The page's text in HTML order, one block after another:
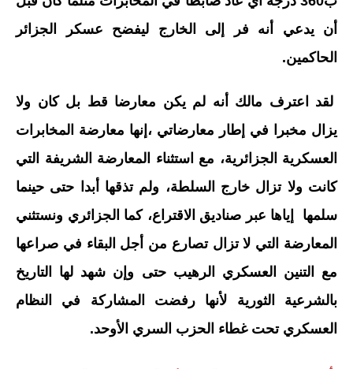
أن يدعي أنه فر إلى الخارج ليفضح عسكر الجزائر
الحاكمين.
لقد اعترف مالك أنه لم يكن معارضا قط بل كان ولا
يزال مخبرا في إطار معارضاتي ،إنها معارضة المخابرات
العسكرية الجزائرية، مع استثناء المعارضة الشريفة التي
كانت ولا تزال خارج السلطة، ولم تذقها أبدا حتى حينما
سلمها إياها عبر صناديق الاقتراع، كما الجزائري ونستثني
المعارضة التي لا تزال تصارع من أجل البقاء في صراعها
مع التنين العسكري الرهيب حتى وإن شهد لها التاريخ
بالشرعية الثورية لأنها رفضت المشاركة في النظام
العسكري تحت غطاء الحزب السري الأوحد.